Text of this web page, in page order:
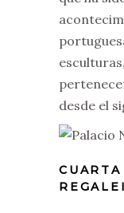
desde el